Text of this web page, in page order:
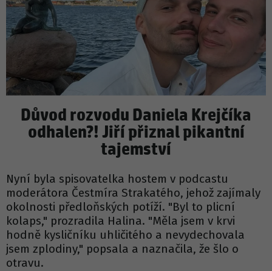
Důvod rozvodu Daniela Krejčíka
odhalen?! Jiří přiznal pikantní
tajemství
Nyní byla spisovatelka hostem v podcastu
moderátora Čestmíra Strakatého, jehož zajímaly
okolnosti předloňských potíží. "Byl to plicní
kolaps," prozradila Halina. "Měla jsem v krvi
hodně kysličníku uhličitého a nevydechovala
jsem zplodiny," popsala a naznačila, že šlo o
otravu.